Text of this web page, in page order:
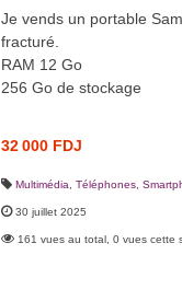
Je vends un portable
fracturé.
RAM 12 Go
256 Go de stockage
32 000 FDJ
Multimédia Téléphones,
30 juillet 2025
161 vues au total, 0 vues cette